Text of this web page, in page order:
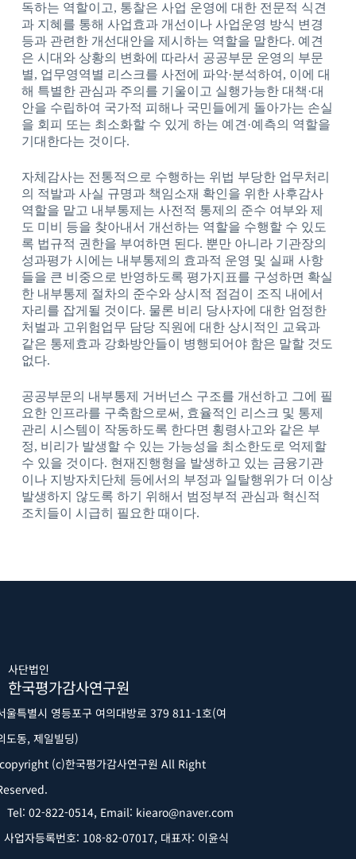
독하는 역할이고, 통찰은 사업 운영에 대한 전문적 식견
과 지혜를 통해 사업효과 개선이나 사업운영 방식 변경
등과 관련한 개선대안을 제시하는 역할을 말한다. 예견
은 시대와 상황의 변화에 따라서 공공부문 운영의 부문
별, 업무영역별 리스크를 사전에 파악·분석하여, 이에 대
해 특별한 관심과 주의를 기울이고 실행가능한 대책·대
안을 수립하여 국가적 피해나 국민들에게 돌아가는 손실
을 회피 또는 최소화할 수 있게 하는 예견·예측의 역할을
기대한다는 것이다.
자체감사는 전통적으로 수행하는 위법 부당한 업무처리
의 적발과 사실 규명과 책임소재 확인을 위한 사후감사
역할을 맡고 내부통제는 사전적 통제의 준수 여부와 제
도 미비 등을 찾아내서 개선하는 역할을 수행할 수 있도
록 법규적 권한을 부여하면 된다. 뿐만 아니라 기관장의
성과평가 시에는 내부통제의 효과적 운영 및 실패 사항
들을 큰 비중으로 반영하도록 평가지표를 구성하면 확실
한 내부통제 절차의 준수와 상시적 점검이 조직 내에서
자리를 잡게될 것이다. 물론 비리 당사자에 대한 엄정한
처벌과 고위험업무 담당 직원에 대한 상시적인 교육과
같은 통제효과 강화방안들이 병행되어야 함은 말할 것도
없다.
공공부문의 내부통제 거버넌스 구조를 개선하고 그에 필
요한 인프라를 구축함으로써, 효율적인 리스크 및 통제
관리 시스템이 작동하도록 한다면 횡령사고와 같은 부
정, 비리가 발생할 수 있는 가능성을 최소한도로 억제할
수 있을 것이다. 현재진행형을 발생하고 있는 금융기관
이나 지방자치단체 등에서의 부정과 일탈행위가 더 이상
발생하지 않도록 하기 위해서 범정부적 관심과 혁신적
조치들이 시급히 필요한 때이다.
사단법인
한국평가감사연구원
울특별시 영등포구 여의대방로 379 811-1호(여
도동, 제일빌딩)
(c)한국평가감사연구원 All Right
Tel: 02-822-0514, Email: kiearo@naver.com
사업자등록번호: 108-82-07017, 대표자: 이윤식